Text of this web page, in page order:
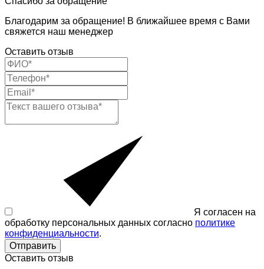
Благодарим за обращение! В ближайшее время с Вами
свяжется наш менеджер
Оставить отзыв
Я согласен на
обработку персональных данных согласно политике
конфиденциальности.
Отправить
Оставить отзыв